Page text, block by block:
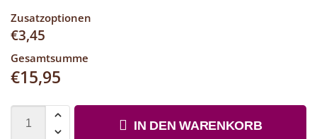
Zusatzoptionen
€3,45
Gesamtsumme
€15,95
IN DEN WARENKORB